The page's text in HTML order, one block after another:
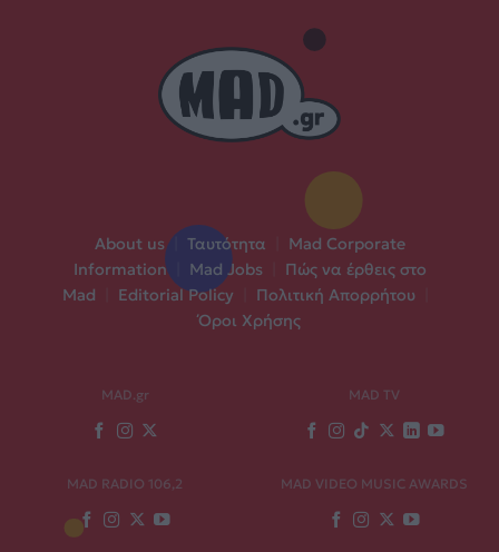
About us Ταυτότητα
Mad Corporate
Information
Mad Jobs
Πώς να έρθεις στο
Mad
Editorial Policy Πολιτική Απορρήτου
Όροι Χρήσης
MAD.gr MAD TV
MAD RADIO 106,2 MAD VIDEO MUSIC AWARDS